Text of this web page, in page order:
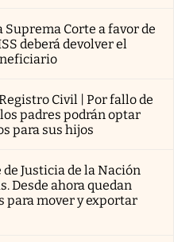
Corte a favor de
deberá devolver el
Civil | Por fallo de
padres podrán optar
para sus hijos
Justicia de la Nación
Desde ahora quedan
para mover y exportar